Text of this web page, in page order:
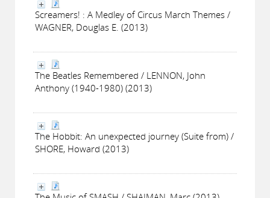
Screamers! : A Medley of Circus March Themes /
WAGNER, Douglas E. (2013)
The Beatles Remembered / LENNON, John
Anthony (1940-1980) (2013)
The Hobbit: An unexpected journey (Suite from) /
SHORE, Howard (2013)